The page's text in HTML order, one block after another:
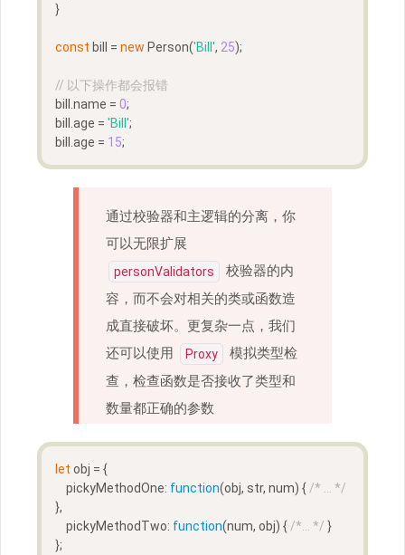
}
const bill = new Person('Bill', 25);
// 以下操作都会报错
bill.name = 0;
bill.age = 'Bill';
bill.age = 15;
通过校验器和主逻辑的分离，你
可以无限扩展
personValidators
校验器的内
容，而不会对相关的类或函数造
成直接破坏。更复杂一点，我们
还可以使用
Proxy
模拟类型检
查，检查函数是否接收了类型和
数量都正确的参数
let obj = {
    pickyMethodOne:
function(obj, str, num) { /* ... */
},
    pickyMethodTwo:
function(num, obj) { /*... */ }
};